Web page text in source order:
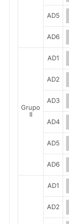
AD5
AD6
Grupo
II
AD1
AD2
AD3
AD4
AD5
AD6
AD1
AD2